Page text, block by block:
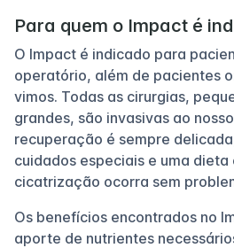
Para quem o Impact é
O Impact é indicado para
operatório, além de pacientes
vimos. Todas as cirurgias,
grandes, são invasivas ao
recuperação é sempre
cuidados especiais e uma
cicatrização ocorra sem
Os benefícios encontrados no
aporte de nutrientes